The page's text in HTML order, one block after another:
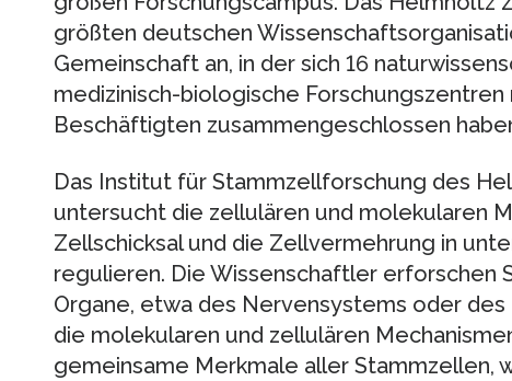
größten deutschen
Gemeinschaft an, in der sich 16
medizinisch-biologische
Beschäftigten zusammengeschlossen
Das Institut für Stammzellforschung des
untersucht die zellulären und molekularen
Zellschicksal und die Zellvermehrung in
regulieren. Die Wissenschaftler erforschen
Organe, etwa des Nervensystems oder
die molekularen und zellulären
gemeinsame Merkmale aller Stammzellen,